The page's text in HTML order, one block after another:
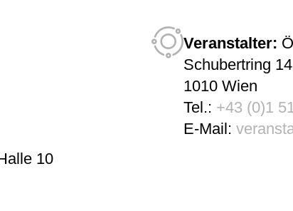
Veranstalter:
Schubertring 14
1010 Wien
Tel.: +43 (0)1
E-Mail:
10